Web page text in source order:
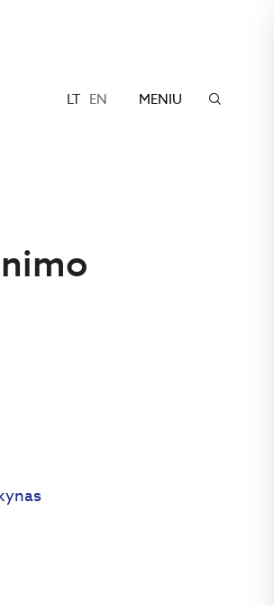
LT EN MENIU